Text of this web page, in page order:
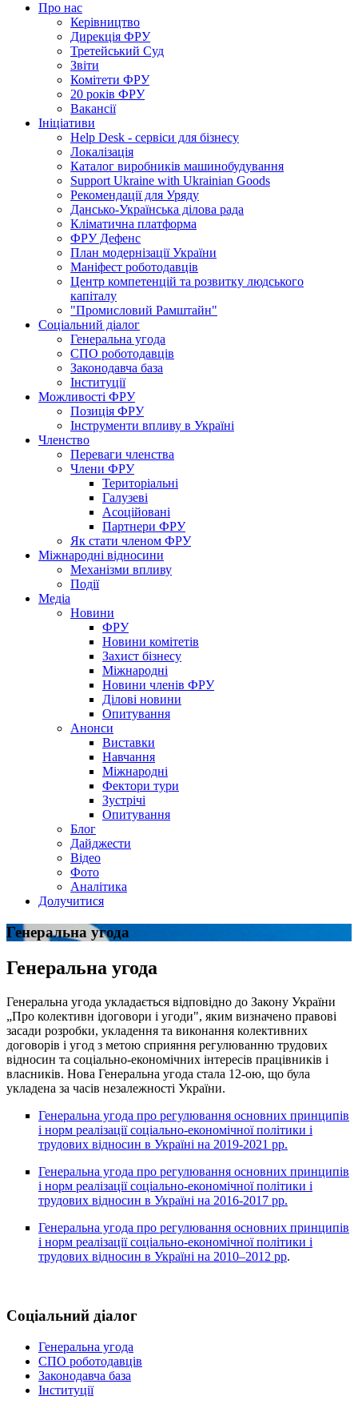
Про нас
Керівництво
Дирекція ФРУ
Третейський Суд
Звіти
Комітети ФРУ
20 років ФРУ
Вакансії
Ініціативи
Help Desk - сервіси для бізнесу
Локалізація
Каталог виробників машинобудування
Support Ukraine with Ukrainian Goods
Рекомендації для Уряду
Дансько-Українська ділова рада
Кліматична платформа
ФРУ Дефенс
План модернізації України
Маніфест роботодавців
Центр компетенцій та розвитку людського
капіталу
"Промисловий Рамштайн"
Соціальний діалог
Генеральна угода
СПО роботодавців
Законодавча база
Інституції
Можливості ФРУ
Позиція ФРУ
Інструменти впливу в Україні
Членство
Переваги членства
Члени ФРУ
Територіальні
Галузеві
Асоційовані
Партнери ФРУ
Як стати членом ФРУ
Міжнародні відносини
Механізми впливу
Події
Медіа
Новини
ФРУ
Новини комітетів
Захист бізнесу
Міжнародні
Новини членів ФРУ
Ділові новини
Опитування
Анонси
Виставки
Навчання
Міжнародні
Фектори тури
Зустрічі
Опитування
Блог
Дайджести
Відео
Фото
Аналітика
Долучитися
Генеральна угода
Генеральна угода
Генеральна угода укладається відповідно до Закону України
„Про колективн ідоговори і угоди", яким визначено правові
засади розробки, укладення та виконання колективних
договорів і угод з метою сприяння регулюванню трудових
відносин та соціально-економічних інтересів працівників і
власників. Нова Генеральна угода стала 12-ою, що була
укладена за часів незалежності України.
Генеральна угода про регулювання основних принципів
і норм реалізації соціально-економічної політики і
трудових відносин в Україні на 2019-2021 рр.
Генеральна угода про регулювання основних принципів
і норм реалізації соціально-економічної політики і
трудових відносин в Україні на 2016-2017 рр.
Генеральна угода про регулювання основних принципів
і норм реалізації соціально-економічної політики і
трудових відносин в Україні на 2010–2012 рр.
Соціальний діалог
Генеральна угода
СПО роботодавців
Законодавча база
Інституції